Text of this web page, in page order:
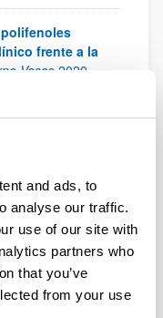
and ads, to
analyse our traffic.
use of our site with
partners who
that you’ve
from your use
polifenoles
frente a la
Vasco 2020
de las
optimización
en
renal
2022
optimización
en
renal